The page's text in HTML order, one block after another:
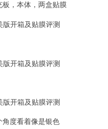
，本体，两盒贴膜
角度看着像是银色